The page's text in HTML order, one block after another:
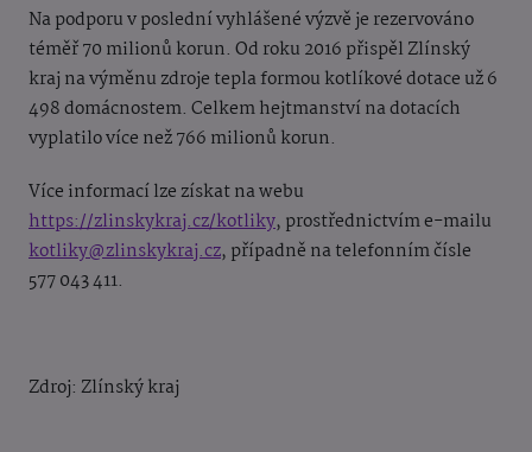
Na podporu v poslední vyhlášené výzvě je rezervováno
téměř 70 milionů korun. Od roku 2016 přispěl Zlínský
kraj na výměnu zdroje tepla formou kotlíkové dotace už 6
498 domácnostem. Celkem hejtmanství na dotacích
vyplatilo více než 766 milionů korun.
Více informací lze získat na webu
https://zlinskykraj.cz/kotliky, prostřednictvím e-mailu
kotliky@zlinskykraj.cz, případně na telefonním čísle
577 043 411.
Zdroj: Zlínský kraj